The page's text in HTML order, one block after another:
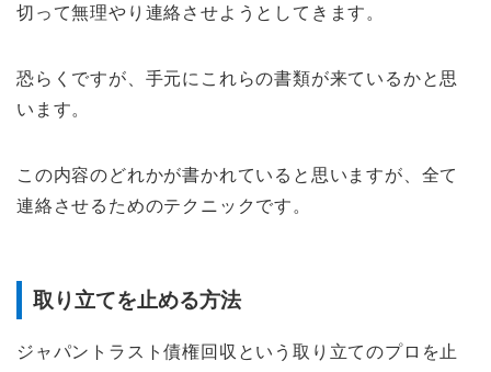
切って無理やり連絡させようとしてきます。
恐らくですが、手元にこれらの書類が来ているかと思
います。
この内容のどれかが書かれていると思いますが、全て
連絡させるためのテクニックです。
取り立てを止める方法
ジャパントラスト債権回収という取り立てのプロを止